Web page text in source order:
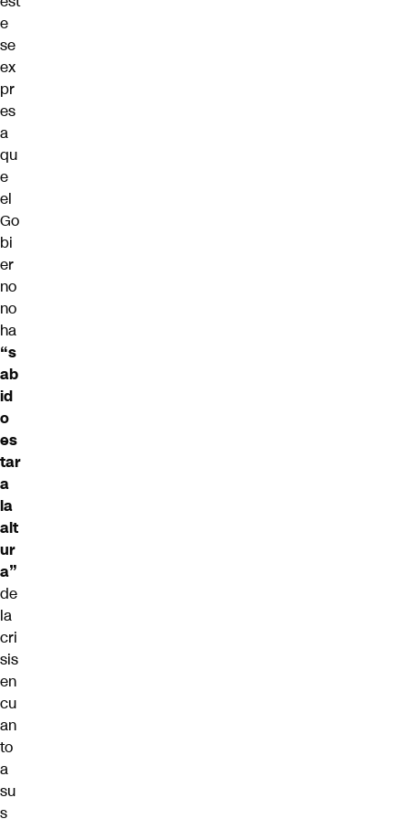
e
se
ex
pr
es
a
qu
e
el
Go
bi
er
no
no
ha
“s
ab
id
o
es
tar
a
la
alt
ur
a”
de
la
cri
sis
en
cu
an
to
a
su
s